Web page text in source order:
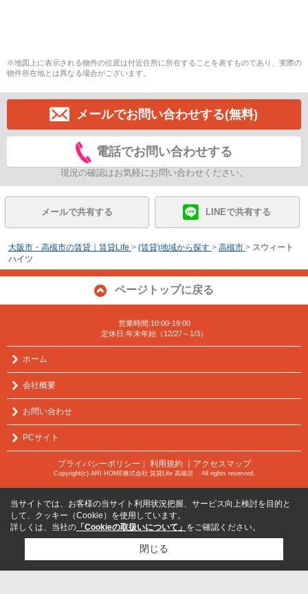
※地図上に表示される物件の位置は付近住所に所在することを表すものであり、実際の
物件所在地とは異なる場合がございます。
メールでお問い合わせする(無料)
電話でお問い合わせする
現況の確認はお気軽にお問い合わせください。
メールで共有する LINEで共有する
大阪市・高槻市の賃貸｜賃貸Life > (賃貸)地域から探す > 高槻市 > スウィート
ハイツ
ページトップに戻る
営業時間:10:00-19:00
定休日:年末年始（12/27～1/3）
ホーム
会社概要
お問い合わせ
PCサイト
プライバシーポリシー 利用規約 ｜アクセスマップ
Copyright(c) ARI HOME株式会社 賃貸Life 高槻店 All rights reserved.
当サイトでは、お客様の当サイト利用状況把握、サービス向上検討を目的と
して、クッキー（Cookie）を使用しています。
詳しくは、当社の 「Cookieの取扱いについて」 をご確認ください。
閉じる